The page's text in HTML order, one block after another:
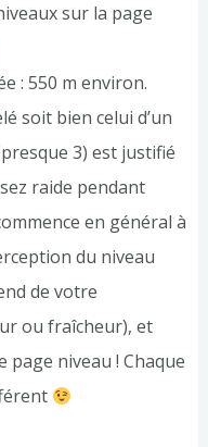
sur la page
: 550 m environ.
soit bien celui d’un
3) est justifié
raide pendant
en général à
du niveau
de votre
ou fraîcheur), et
page niveau ! Chaque